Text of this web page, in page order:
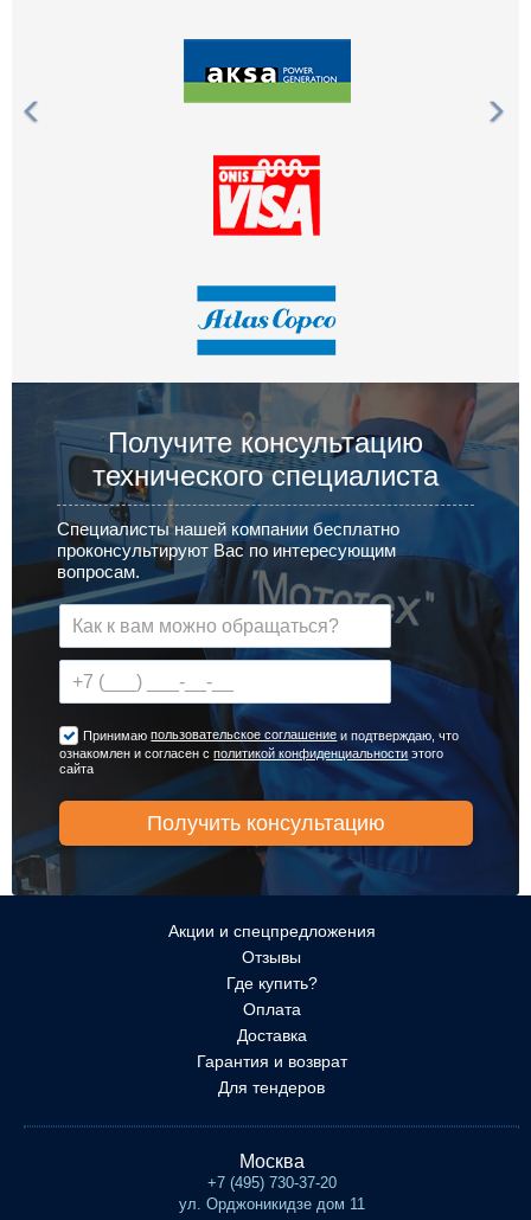
Получите консультацию
технического специалиста
Специалисты нашей компании бесплатно
проконсультируют Вас по интересующим
вопросам.
Принимаюпользовательское соглашение и подтверждаю, что
ознакомлен и согласен сполитикой конфиденциальности этого
сайта
Акции и спецпредложения
Отзывы
Где купить?
Оплата
Доставка
Гарантия и возврат
Для тендеров
Москва
+7 (495) 730-37-20
ул. Орджоникидзе дом 11